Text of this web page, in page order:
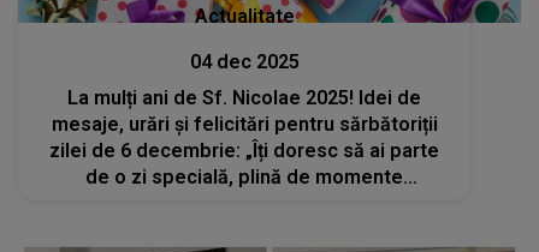
Actualitate
04 dec 2025
La mulți ani de Sf. Nicolae 2025! Idei de
mesaje, urări și felicitări pentru sărbătoriții
zilei de 6 decembrie: „Îți doresc să ai parte
de o zi specială, plină de momente